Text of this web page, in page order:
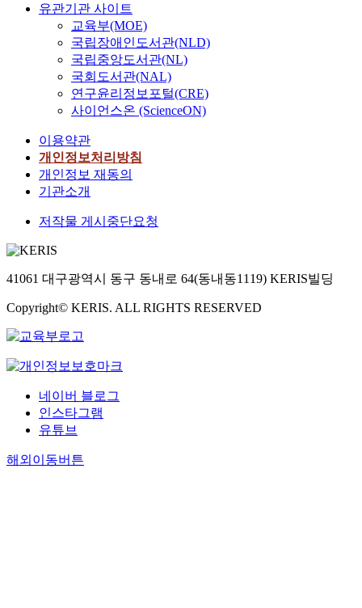
유관기관 사이트
교육부(MOE)
국립장애인도서관(NLD)
국립중앙도서관(NL)
국회도서관(NAL)
연구윤리정보포털(CRE)
사이언스온 (ScienceON)
이용약관
개인정보처리방침
개인정보 재동의
기관소개
저작물 게시중단요청
41061 대구광역시 동구 동내로 64(동내동1119) KERIS빌딩
Copyright© KERIS. ALL RIGHTS RESERVED
네이버 블로그
인스타그램
유튜브
해외이동버튼